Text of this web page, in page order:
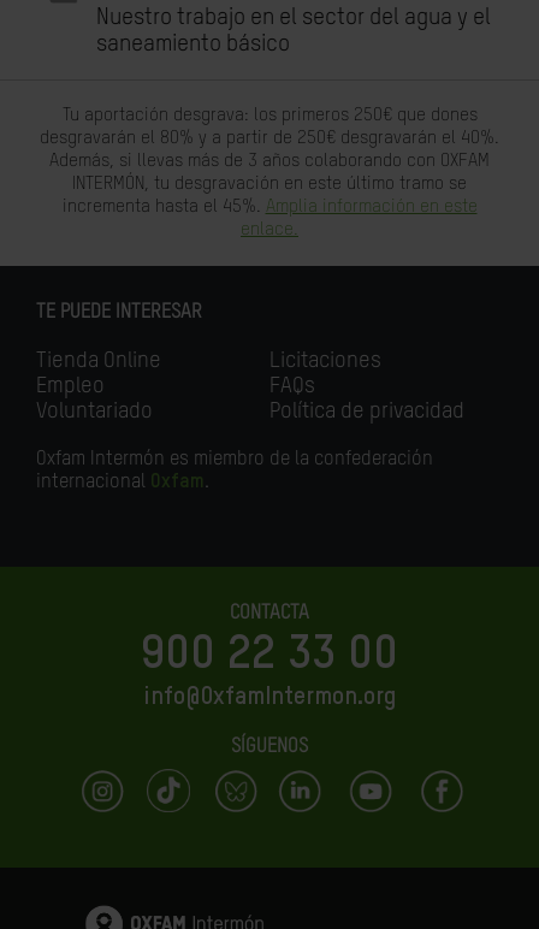
Nuestro trabajo en el sector del agua y el
saneamiento básico
Tu aportación desgrava: los primeros 250€ que dones
desgravarán el 80% y a partir de 250€ desgravarán el 40%.
Además, si llevas más de 3 años colaborando con OXFAM
INTERMÓN, tu desgravación en este último tramo se
incrementa hasta el 45%. Amplia información en este
enlace.
TE PUEDE INTERESAR
Tienda Online
Empleo
Voluntariado
Licitaciones
FAQs
Política de privacidad
Oxfam Intermón es miembro de la confederación
internacional Oxfam.
CONTACTA
900 22 33 00
info@OxfamIntermon.org
SÍGUENOS